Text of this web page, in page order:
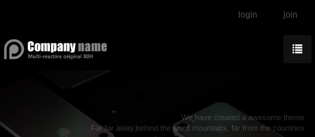
login join
We have created a awesome theme
Far far away,behind the word mountains, far from the countries